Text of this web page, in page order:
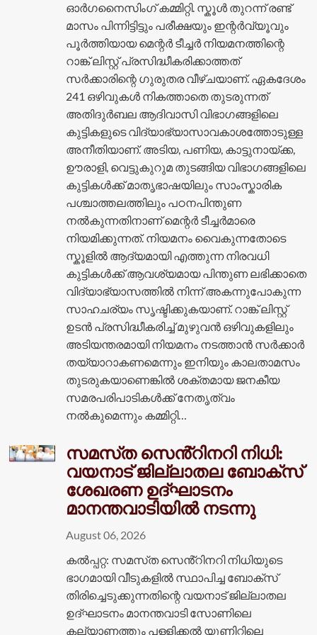
ഓർഗനൈസിംഗ് കമ്മിറ്റി. സ്കൂൾ തുറന്ന് രണ്ട്
മാസം പിന്നിട്ടിട്ടും പരീക്ഷയും ഇന്റർവ്യൂവും
പൂർത്തിയായ മെന്റർ ടീച്ചർ നിയമനത്തിന്റെ
റാങ്ക് ലിസ്റ്റ് പ്രസിദ്ധീകരിക്കാത്തത്
സർക്കാരിന്റെ ഗുരുതര വീഴ്ചയാണ്. ഏകദേശം
241 ഒഴിവുകൾ നികത്താതെ തുടരുന്നത്
അതിദുർബല ആദിവാസി വിഭാഗങ്ങളിലെ
കുട്ടികളുടെ വിദ്യാഭ്യാസാവകാശത്തോടുള്ള
അനീതിയാണ്. അടിയ, പണിയ, കാട്ടുനായ്ക്ക,
ഊരാളി, വെട്ടുകുറുമ തുടങ്ങിയ വിഭാഗങ്ങളിലെ
കുട്ടികൾക്ക് മാതൃഭാഷയിലും സാംസ്കാരിക
പശ്ചാത്തലത്തിലും പഠനപിന്തുണ
നൽകുന്നതിനാണ് മെന്റർ ടീച്ചർമാരെ
നിയമിക്കുന്നത്. നിയമനം വൈകുന്നതോടെ
സ്കൂളിൽ ആദ്യമായി എത്തുന്ന നിരവധി
കുട്ടികൾക്ക് ആവശ്യമായ പിന്തുണ ലഭിക്കാതെ
വിദ്യാഭ്യാസത്തിൽ നിന്ന് അകന്നുപോകുന്ന
സാഹചര്യം സൃഷ്ടിക്കുകയാണ്. റാങ്ക് ലിസ്റ്റ്
ഉടൻ പ്രസിദ്ധീകരിച്ച് മുഴുവൻ ഒഴിവുകളിലും
അടിയന്തരമായി നിയമനം നടത്താൻ സർക്കാർ
തയ്യാറാകണമെന്നും ഇനിയും കാലതാമസം
തുടരുകയാണെങ്കിൽ ശക്തമായ ജനകീയ
സമരപരിപാടികൾക്ക് നേതൃത്വം
നൽകുമെന്നും കമ്മിറ്റി…
സമസ്‌ത സെൻ്റിനറി നിധി:
വയനാട് ജില്ലാതല ബോക്സ്
ശേഖരണ ഉദ്ഘാടനം
മാനന്തവാടിയിൽ നടന്നു
August 06, 2026
കൽപ്പറ്റ: സമസ്‌ത സെൻ്റിനറി നിധിയുടെ
ഭാഗമായി വീടുകളിൽ സ്ഥാപിച്ച ബോക്സ്
തിരിച്ചെടുക്കുന്നതിന്റെ വയനാട് ജില്ലാതല
ഉദ്ഘാടനം മാനന്തവാടി സോണിലെ
കല്യാണത്തും പള്ളിക്കൽ യൂണിറ്റിലെ